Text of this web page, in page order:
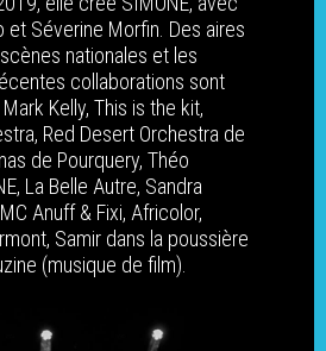
et Séverine Morfin. Des aires
nationales et les
collaborations sont
Kelly, This is the kit,
Red Desert Orchestra de
de Pourquery, Théo
La Belle Autre, Sandra
Anuff & Fixi, Africolor,
Samir dans la poussière
(musique de film).
Valeurs et missions
Le bureau et le conseil
d’administration
Chiffres du réseau
Chiffres 2026
Chiffres 2025
Adhérer au réseau
Contacts / Equipe
Partenaires
ADHÉRENT•E•S
Carte et liste des
Paroles des membres
réseau
Singulières Plurielles –
Musiques en
ACTIONS
Réflexion collective en
de travail
ZAME! 2026 – Zone
d’Agitation des
Exploratoires
Rencontres
lutte contre les VHSS
RESSOURCES
Enquête “Les
médiation dans les
de création” de Futurs
Composés (2025)
Observation nationale
(2025)
ACTUALITÉS DU RÉSEAU
AGENDA DES MEMBRES
ANNONCES
Annonces
Connexion